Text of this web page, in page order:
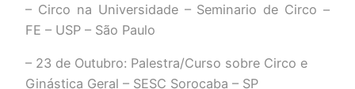
– Circo na Universidade – Seminario de Circo –
FE – USP – São Paulo
– 23 de Outubro: Palestra/Curso sobre Circo e
Ginástica Geral – SESC Sorocaba – SP